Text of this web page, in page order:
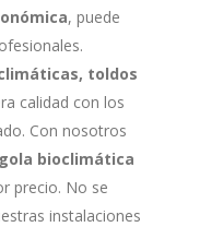
, puede
toldos
calidad con los
Con nosotros
bioclimática
precio. No se
instalaciones